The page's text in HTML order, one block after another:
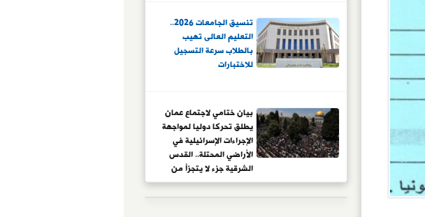
تنسيق الجامعات 2026..
التعليم العالى تهيب
بالطلاب سرعة التسجيل
للاختبارات
بيان ختامي لاجتماع عمان
يطلق تحركا دوليا لمواجهة
الإجراءات الإسرائيلية في
الأراضي المحتلة.. القدس
الشرقية جزء لا يتجزأ من
دولة فلسطين.. وإطلاق